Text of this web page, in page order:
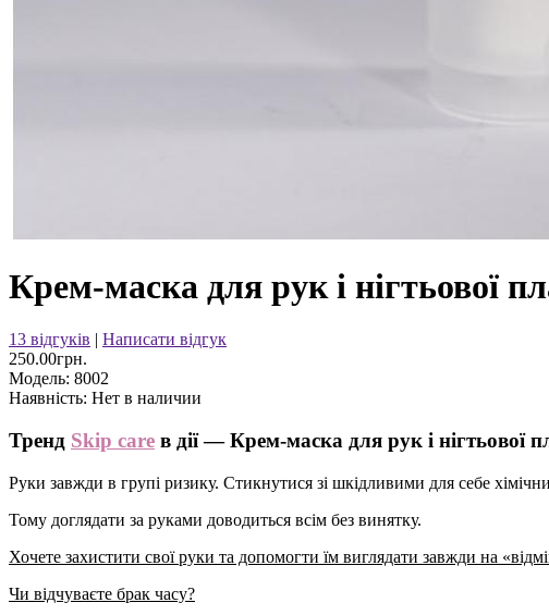
Крем-маска для рук і нігтьової
13 відгуків
Написати відгук
250.00грн.
Модель: 8002
Наявність: Нет в наличии
Тренд Skip care в дії — Крем-маска для рук і нігтьової
Руки завжди в групі ризику. Стикнутися зі шкідливими для себе
Тому доглядати за руками доводиться всім без винятку.
Хочете захистити свої руки та допомогти їм виглядати завжди на
Чи відчуваєте брак часу?